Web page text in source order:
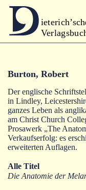
Burton, Robert
Der englische
in Lindley,
ganzes Leben als
am Christ Church
Prosawerk „The
Verkaufserfolg: es
erweiterten Auflagen.
Alle Titel
Die Anatomie der